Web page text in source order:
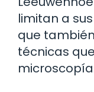
limitan a
que
técnicas